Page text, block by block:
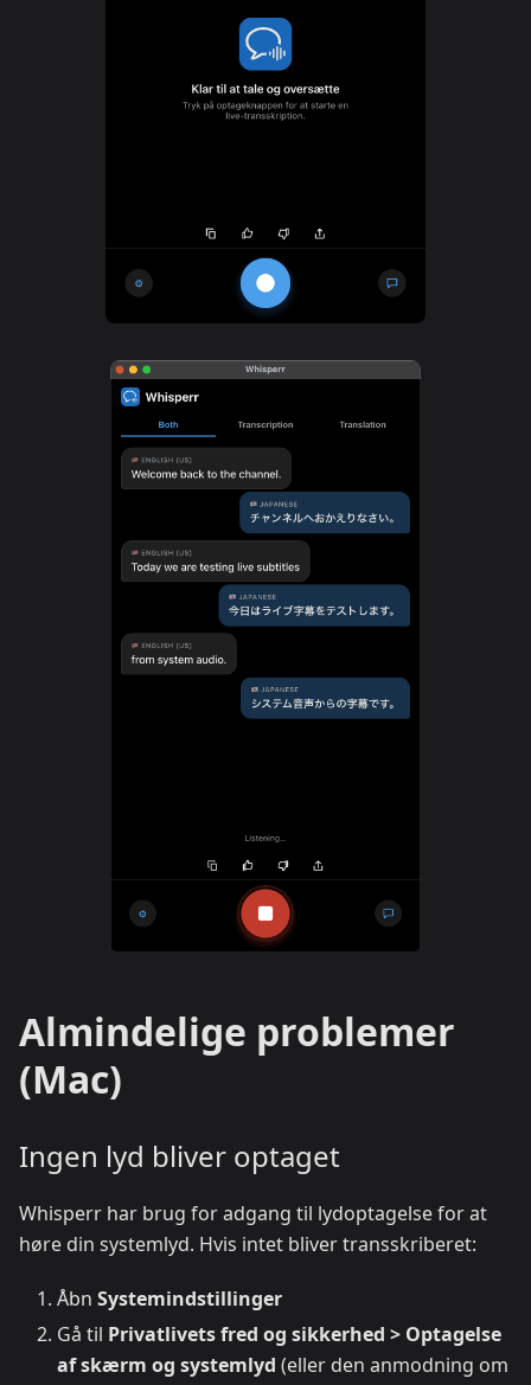
Almindelige problemer
(Mac)
Ingen lyd bliver optaget
Whisperr har brug for adgang til lydoptagelse for at
høre din systemlyd. Hvis intet bliver transskriberet:
Åbn Systemindstillinger
Gå til Privatlivets fred og sikkerhed > Optagelse
af skærm og systemlyd (eller den anmodning om